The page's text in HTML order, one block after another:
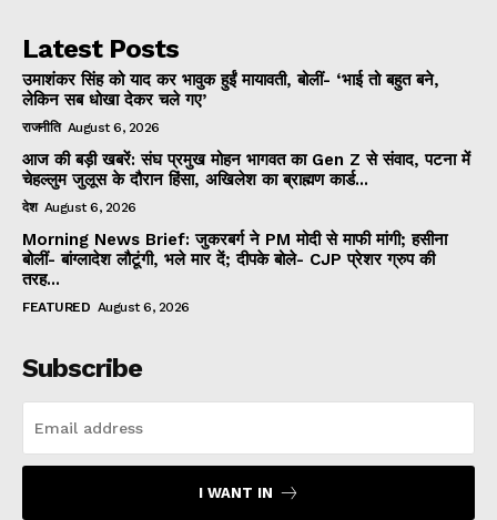
Latest Posts
उमाशंकर सिंह को याद कर भावुक हुईं मायावती, बोलीं- ‘भाई तो बहुत बने,
लेकिन सब धोखा देकर चले गए’
राजनीति August 6, 2026
आज की बड़ी खबरें: संघ प्रमुख मोहन भागवत का Gen Z से संवाद, पटना में
चेहल्लुम जुलूस के दौरान हिंसा, अखिलेश का ब्राह्मण कार्ड...
देश August 6, 2026
Morning News Brief: जुकरबर्ग ने PM मोदी से माफी मांगी; हसीना
बोलीं- बांग्लादेश लौटूंगी, भले मार दें; दीपके बोले- CJP प्रेशर ग्रुप की
तरह...
FEATURED August 6, 2026
Subscribe
I WANT IN